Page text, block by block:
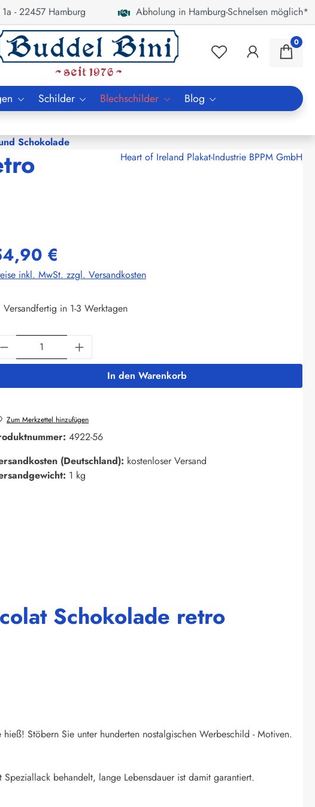
- 22457 Hamburg Abholung in Hamburg-Schnelsen möglich*
0
Schilder Blechschilder Blog
Schokolade
Heart of Ireland Plakat-Industrie BPPM GmbH
€
inkl. MwSt. zzgl. Versandkosten
Versandfertig in 1-3 Werktagen
Produkt Anzahl: Gib den gewünschten Wert ein
In den Warenkorb
Zum Merkzettel hinzufügen
4922-56
(Deutschland): kostenloser Versand
1 kg
Schokolade retro
Stöbern Sie unter hunderten nostalgischen Werbeschild - Motiven.
behandelt, lange Lebensdauer ist damit garantiert.